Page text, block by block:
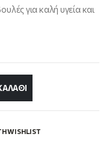
για καλή υγεία και
WISHLIST